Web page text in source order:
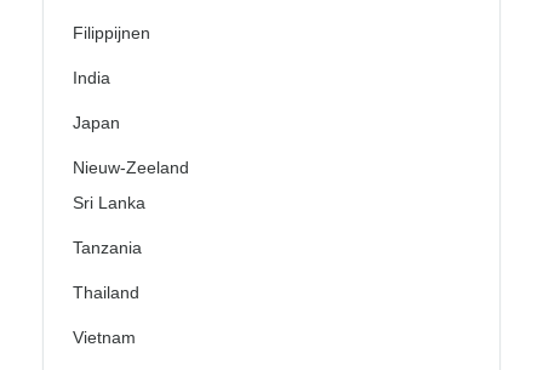
Filippijnen
India
Japan
Nieuw-Zeeland
Sri Lanka
Tanzania
Thailand
Vietnam